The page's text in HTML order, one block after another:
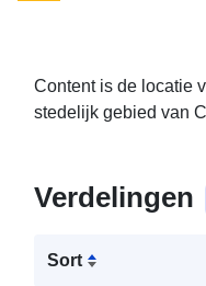
Content is de locatie
stedelijk gebied van
Verdelingen
Sort